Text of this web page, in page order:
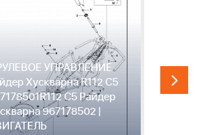
УПРАВЛЕНИЕ
Хускварна R112 C5
C5 Райдер
967178502 |